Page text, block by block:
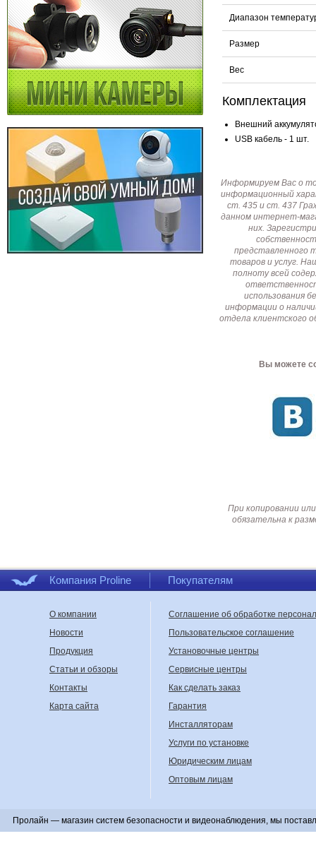
Диапазон
Размер
Вес
Комплектация
Внешний
USB кабель - 1 шт.
Информируем Вас о
информационный
ст. 435 и ст. 437
данном интернет-
них.
представленного
товаров и услуг.
полноту всей
использования
информации о
отдела клиентского
Вы можете
При копировании
обязательна к
Компания Proline Покупателям
О компании
Новости
Продукция
Статьи и обзоры
Контакты
Карта сайта
Соглашение об обработке
Пользовательское соглашение
Установочные центры
Сервисные центры
Как сделать заказ
Гарантия
Инсталляторам
Услуги по установке
Юридическим лицам
Оптовым лицам
Пролайн — магазин систем безопасности и видеонаблюдения, мы